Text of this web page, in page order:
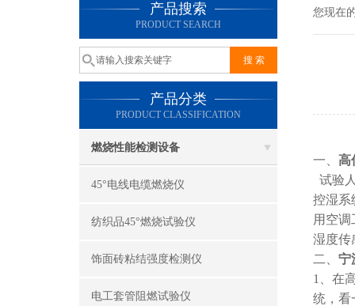
产品搜索
PRODUCT SEARCH
产品分类
PRODUCT CLASSIFICATION
燃烧性能检测设备
45°电线电缆燃烧仪
纺织品45°燃烧试验仪
饰面砖粘结强度检测仪
电工套管阻燃试验仪
您现在
一、 高
试验
控湿系
用空
湿度传
二、 宁
1、在
统，看